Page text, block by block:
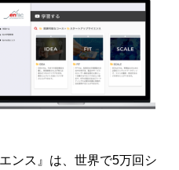
ンス』は、 世界で5万回シ